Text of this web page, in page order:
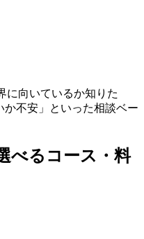
に向いているか知りた
不安」といった相談ベー
べるコース・料